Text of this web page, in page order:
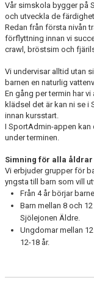
Vår simskola bygger på
och utveckla de
Redan från första nivån
förflyttning innan vi
crawl, bröstsim och
Vi undervisar alltid utan
barnen en naturlig
En gång per termin har
klädsel det är kan ni se i
innan kursstart.
I SportAdmin-appen
under terminen.
Simning för alla åldrar
Vi erbjuder grupper för
yngsta till barn som vill
Från 4 år börjar
Barn mellan 8 och
Sjölejonen Äldre.
Ungdomar mellan
12-18 år.